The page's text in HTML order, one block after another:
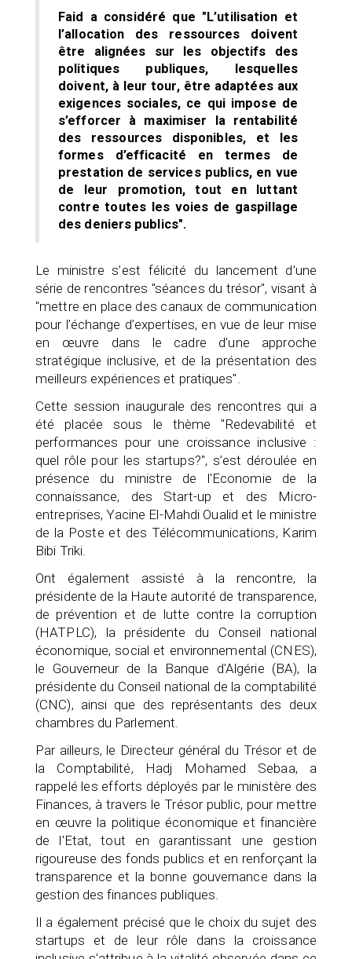
Faid a considéré que "L’utilisation et
l’allocation des ressources doivent
être alignées sur les objectifs des
politiques publiques, lesquelles
doivent, à leur tour, être adaptées aux
exigences sociales, ce qui impose de
s’efforcer à maximiser la rentabilité
des ressources disponibles, et les
formes d’efficacité en termes de
prestation de services publics, en vue
de leur promotion, tout en luttant
contre toutes les voies de gaspillage
des deniers publics".
Le ministre s’est félicité du lancement d’une
série de rencontres "séances du trésor", visant à
"mettre en place des canaux de communication
pour l’échange d’expertises, en vue de leur mise
en œuvre dans le cadre d’une approche
stratégique inclusive, et de la présentation des
meilleurs expériences et pratiques".
Cette session inaugurale des rencontres qui a
été placée sous le thème "Redevabilité et
performances pour une croissance inclusive :
quel rôle pour les startups?", s’est déroulée en
présence du ministre de l'Economie de la
connaissance, des Start-up et des Micro-
entreprises, Yacine El-Mahdi Oualid et le ministre
de la Poste et des Télécommunications, Karim
Bibi Triki.
Ont également assisté à la rencontre, la
présidente de la Haute autorité de transparence,
de prévention et de lutte contre la corruption
(HATPLC), la présidente du Conseil national
économique, social et environnemental (CNES),
le Gouverneur de la Banque d'Algérie (BA), la
présidente du Conseil national de la comptabilité
(CNC), ainsi que des représentants des deux
chambres du Parlement.
Par ailleurs, le Directeur général du Trésor et de
la Comptabilité, Hadj Mohamed Sebaa, a
rappelé les efforts déployés par le ministère des
Finances, à travers le Trésor public, pour mettre
en œuvre la politique économique et financière
de l'Etat, tout en garantissant une gestion
rigoureuse des fonds publics et en renforçant la
transparence et la bonne gouvernance dans la
gestion des finances publiques.
Il a également précisé que le choix du sujet des
startups et de leur rôle dans la croissance